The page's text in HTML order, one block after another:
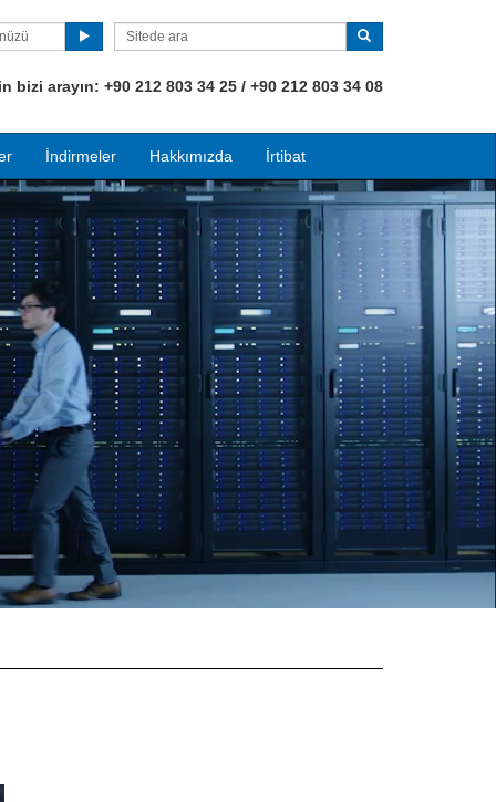
bizi arayın: +90 212 803 34 25 / +90 212 803 34 08
İndirmeler Hakkımızda İrtibat